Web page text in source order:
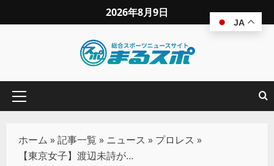
2026年8月9日
ホーム »記事一覧 » ニュース » プロレス »
【東京女子】渡辺未詩が愛野ユキとの熱闘制しプリンセス王座初防衛！ 次戦は超新星J-RODと激突へ
JA